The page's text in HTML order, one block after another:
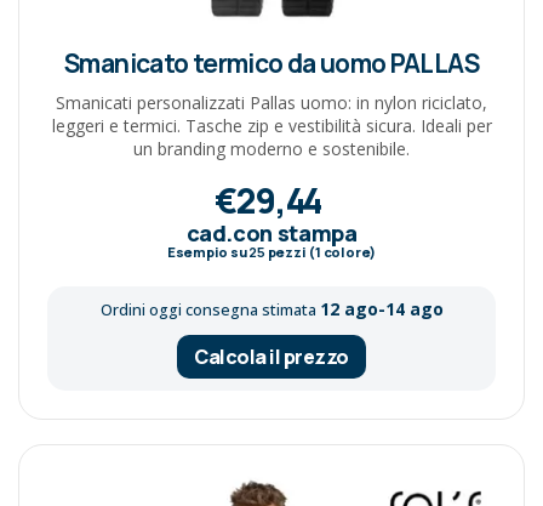
Smanicato termico da uomo PALLAS
Smanicati personalizzati Pallas uomo: in nylon riciclato,
leggeri e termici. Tasche zip e vestibilità sicura. Ideali per
un branding moderno e sostenibile.
€29,44
cad.con stampa
Esempio su25 pezzi (1 colore)
Ordini oggi consegna stimata 12 ago-14 ago
Calcola il prezzo